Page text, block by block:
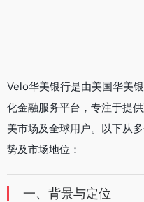
Velo华美银行是由美国华美
化金融服务平台，专注于提
美市场及全球用户。以下从
势及市场地位：
一、背景与定位